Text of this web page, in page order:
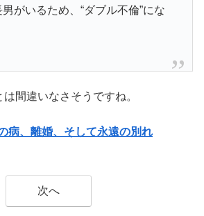
がいるため、“ダブル不倫”にな
間違いなさそうですね。
病、離婚、そして永遠の別れ
次へ